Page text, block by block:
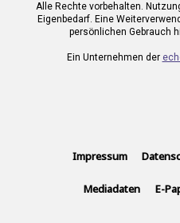
Alle Rechte vorbehalten.
Eigenbedarf. Eine
persönlichen Gebrauch
Ein Unternehmen der
Impressum
Mediadaten E-